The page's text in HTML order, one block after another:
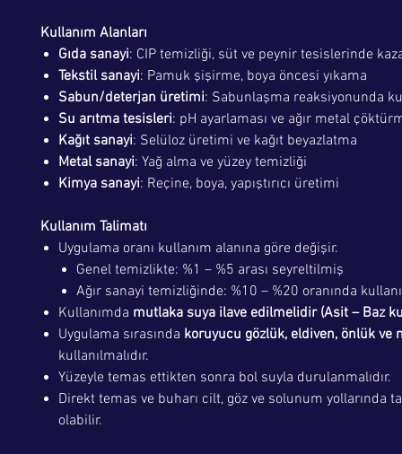
Kullanım Alanları
Gıda sanayi: CIP temizliği, süt ve peynir tesislerinde
Tekstil sanayi: Pamuk şişirme, boya öncesi yıkama
Sabun/deterjan üretimi: Sabunlaşma reaksiyonunda
Su arıtma tesisleri: pH ayarlaması ve ağır metal
Kağıt sanayi: Selüloz üretimi ve kağıt beyazlatma
Metal sanayi: Yağ alma ve yüzey temizliği
Kimya sanayi: Reçine, boya, yapıştırıcı üretimi
Kullanım Talimatı
Uygulama oranı kullanım alanına göre değişir.
Genel temizlikte: %1 – %5 arası seyreltilmiş
Ağır sanayi temizliğinde: %10 – %20 oranında
Kullanımda mutlaka suya ilave edilmelidir (Asit – Baz
Uygulama sırasında koruyucu gözlük, eldiven, önlük ve
kullanılmalıdır.
Yüzeyle temas ettikten sonra bol suyla durulanmalıdır.
Direkt temas ve buharı cilt, göz ve solunum yollarında
olabilir.